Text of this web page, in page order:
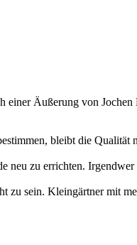
einer Äußerung von
bleibt die
neu zu errichten.
sein. Kleingärtner mit